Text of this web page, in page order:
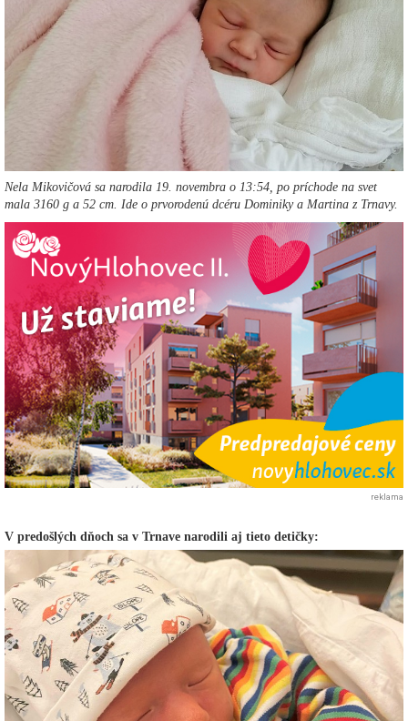
Nela Mikovičová sa narodila 19. novembra o 13:54, po príchode na svet
mala 3160 g a 52 cm. Ide o prvorodenú dcéru Dominiky a Martina z Trnavy.
reklama
V predošlých dňoch sa v Trnave narodili aj tieto detičky: